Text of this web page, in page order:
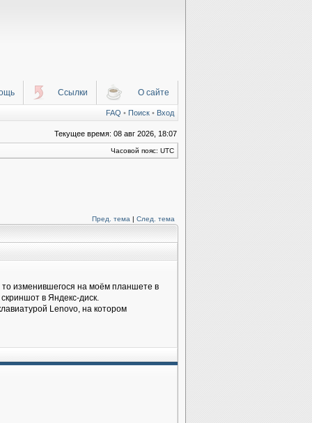
Ссылки О сайте
FAQ • Поиск • Вход
Текущее время: 08 авг 2026, 18:07
Часовой пояс: UTC
Пред. тема | След. тема
то изменившегося на моём планшете в
в Яндекс-диск.
Lenovo, на котором